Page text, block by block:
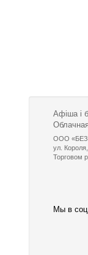
Афіша і
ООО
ул.
Торговом
Мы в